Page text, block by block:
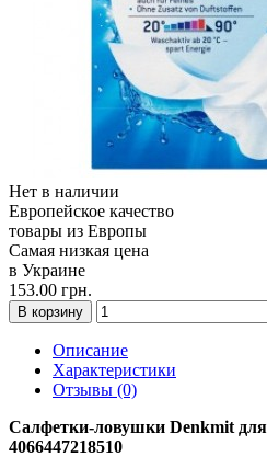
Нет в наличии
Европейское качество
товары из Европы
Самая низкая цена
в Украине
153.00 грн.
В корзину
Описание
Характеристики
Отзывы (0)
Салфетки-ловушки Denkmit
4066447218510